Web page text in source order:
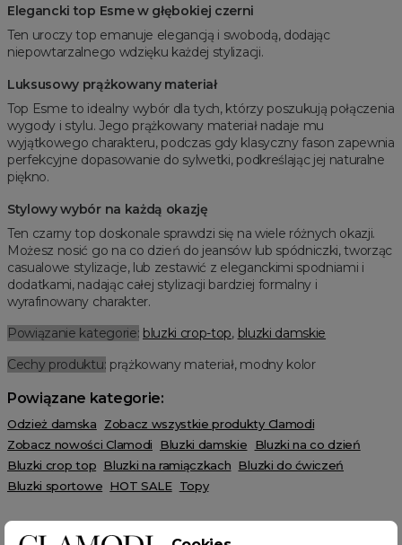
Elegancki top Esme w głębokiej czerni
Ten uroczy top emanuje elegancją i swobodą, dodając
niepowtarzalnego wdzięku każdej stylizacji.
Luksusowy prążkowany materiał
Top Esme to idealny wybór dla tych, którzy poszukują połączenia
wygody i stylu. Jego prążkowany materiał nadaje mu
wyjątkowego charakteru, podczas gdy klasyczny fason zapewnia
perfekcyjne dopasowanie do sylwetki, podkreślając jej naturalne
piękno.
Stylowy wybór na każdą okazję
Ten czarny top doskonale sprawdzi się na wiele różnych okazji.
Możesz nosić go na co dzień do jeansów lub spódniczki, tworząc
casualowe stylizacje, lub zestawić z eleganckimi spodniami i
dodatkami, nadając całej stylizacji bardziej formalny i
wyrafinowany charakter.
Powiązanie kategorie: bluzki crop-top, bluzki damskie
Cechy produktu: prążkowany materiał, modny kolor
Powiązane kategorie:
Odzież damska
Zobacz wszystkie produkty Clamodi
Zobacz nowości Clamodi
Bluzki damskie
Bluzki na co dzień
Bluzki crop top Bluzki na ramiączkach Bluzki do ćwiczeń
Bluzki sportowe HOT SALE Topy